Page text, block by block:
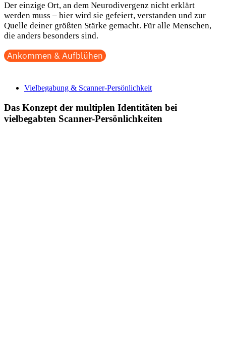
Der einzige Ort, an dem Neurodivergenz nicht erklärt
werden muss – hier wird sie gefeiert, verstanden und zur
Quelle deiner größten Stärke gemacht. Für alle Menschen,
die anders besonders sind.
Ankommen & Aufblühen
Vielbegabung & Scanner-Persönlichkeit
Das Konzept der multiplen Identitäten bei
vielbegabten Scanner-Persönlichkeiten